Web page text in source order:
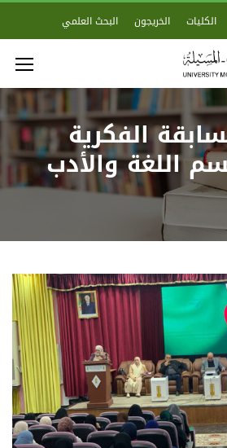
الكليات الخريجون البحث العلمي
الفكرية
اللغة والأدب